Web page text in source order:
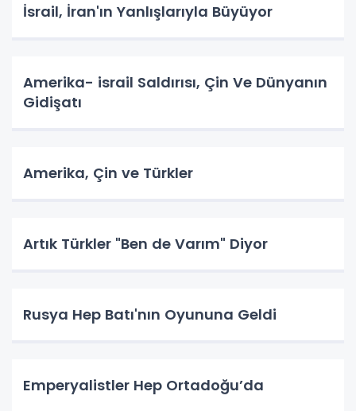
İsrail, İran'ın Yanlışlarıyla Büyüyor
Amerika- israil Saldırısı, Çin Ve Dünyanın
Gidişatı
Amerika, Çin ve Türkler
Artık Türkler "Ben de Varım" Diyor
Rusya Hep Batı'nın Oyununa Geldi
Emperyalistler Hep Ortadoğu’da